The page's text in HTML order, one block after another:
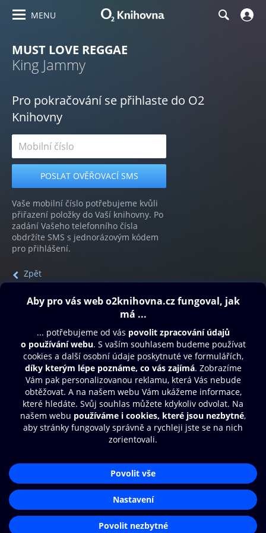
MENU
MUST LOVE REGGAE
King Jammy
Pro pokračování se přihlaste do O2
Knihovny
Vaše mobilní číslo potřebujeme kvůli
přiřazení položky do Vaší knihovny. Po
zadání Vašeho telefonního čísla
obdržíte SMS s jednorázovým kódem
pro přihlášení.
Zpět
Obsah ke stažení
Moje O2 Knihovna
Další zábava
© O2 Czech Republic a.s.
Přístupnost
Zásady zpracování osobních údajů
Nastavení cookies
Aplikace O2 Knihovna
Čti a poslouchej své e-knihy a
audioknihy rychleji a pohodlněji.